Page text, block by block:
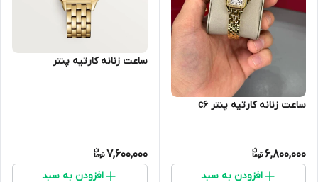
ساعت زنانه کارتیه پنتر c6
6,800,000
افزودن به سبد
ساعت زنانه کارتیه پنتر
7,600,000
افزودن به سبد